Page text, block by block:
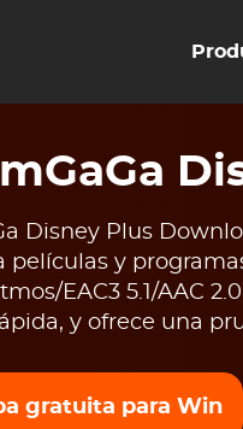
Disney Plus
películas y
EAC3 5.1/AAC
y ofrece una
gratuita para Win